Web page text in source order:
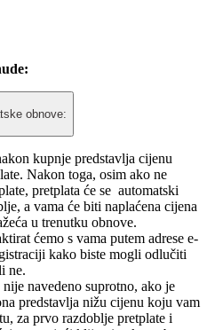
obnove:
kupnje predstavlja cijenu
Nakon toga, osim ako ne
pretplata će se automatski
a vama će biti naplaćena cijena
u trenutku obnove.​
ćemo s vama putem adrese e-
kako biste mogli odlučiti
ne.
navedeno suprotno, ako je
predstavlja nižu cijenu koju vam
za prvo razdoblje pretplate i